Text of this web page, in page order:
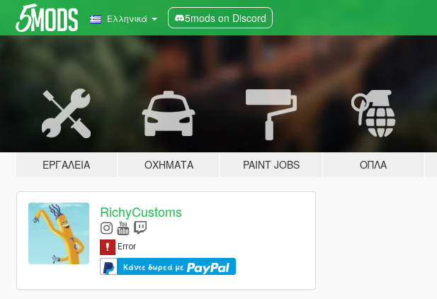
Ελληνικά 5mods on Discord
ΕΡΓΑΛΕΊΑ ΟΧΉΜΑΤΑ PAINT JOBS ΌΠΛΑ
RichyCustoms
Κάντε δωρεά με